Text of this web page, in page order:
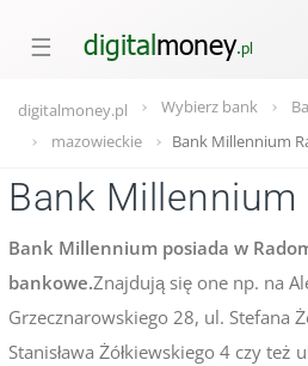
☰
digitalmoney.pl Wybierz bank
mazowieckie
Bank Millennium
Bank Millennium
Bank Millennium posiada w
bankowe.Znajdują się one np. na
Grzecznarowskiego 28, ul. Stefana
Stanisława Żółkiewskiego 4 czy też